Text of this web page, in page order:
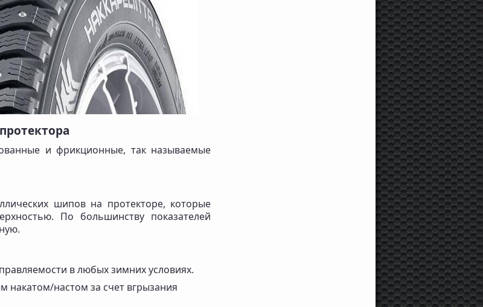
и фрикционные, так называемые
шипов на протекторе, которые
По большинству показателей
в любых зимних условиях.
настом за счет вгрызания